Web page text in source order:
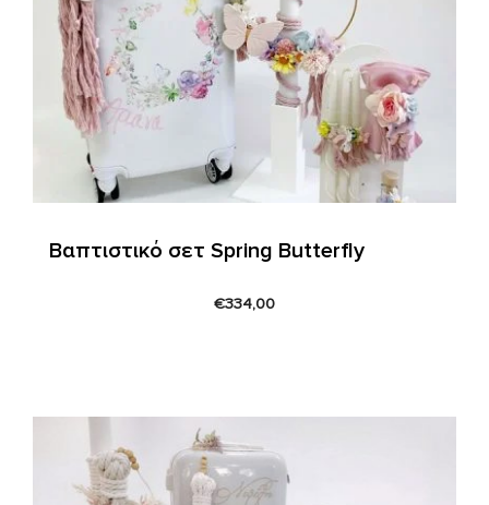
Βαπτιστικό σετ Spring Butterfly
€334,00